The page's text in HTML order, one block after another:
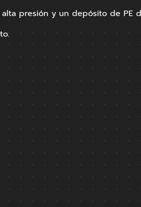
presión y un depósito de PE